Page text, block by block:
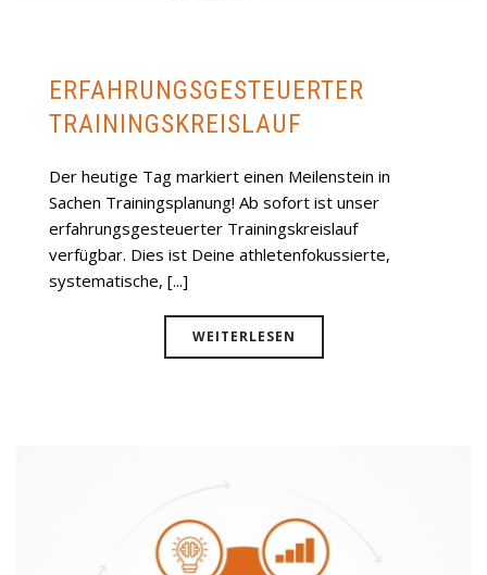
ERFAHRUNGSGESTEUERTER
TRAININGSKREISLAUF
Der heutige Tag markiert einen Meilenstein in
Sachen Trainingsplanung! Ab sofort ist unser
erfahrungsgesteuerter Trainingskreislauf
verfügbar. Dies ist Deine athletenfokussierte,
systematische, [...]
WEITERLESEN